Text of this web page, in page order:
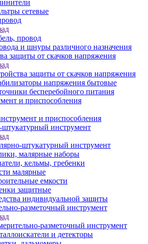
сетевые
провод
и шнуры различного назначения
защиты от скачков напряжения
защиты от скачков напряжения
напряжения бытовые
бесперебойного питания
и приспособления
и приспособления
инструмент
штукатурный инструмент
малярные наборы
кельмы, гребенки
малярные
емкости
защитные
индивидуальной защиты
разметочный инструмент
разметочный инструмент
и детекторы